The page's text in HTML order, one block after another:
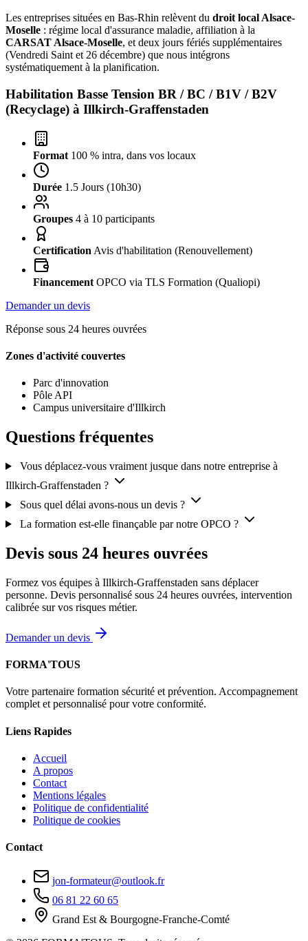
Les entreprises situées en Bas-Rhin relèvent du droit local Alsace-
Moselle : régime local d'assurance maladie, affiliation à la
CARSAT Alsace-Moselle, et deux jours fériés supplémentaires
(Vendredi Saint et 26 décembre) que nous intégrons
systématiquement à la planification.
Habilitation Basse Tension BR / BC / B1V / B2V
(Recyclage) à Illkirch-Graffenstaden
Format 100 % intra, dans vos locaux
Durée 1.5 Jours (10h30)
Groupes 4 à 10 participants
Certification Avis d'habilitation (Renouvellement)
Financement OPCO via TLS Formation (Qualiopi)
Demander un devis
Réponse sous 24 heures ouvrées
Zones d'activité couvertes
Parc d'innovation
Pôle API
Campus universitaire d'Illkirch
Questions fréquentes
Vous déplacez-vous vraiment jusque dans notre entreprise à
Illkirch-Graffenstaden ?
Sous quel délai avons-nous un devis ?
La formation est-elle finançable par notre OPCO ?
Devis sous 24 heures ouvrées
Formez vos équipes à Illkirch-Graffenstaden sans déplacer
personne. Devis personnalisé sous 24 heures ouvrées, intervention
calibrée sur vos risques métier.
Demander un devis
FORMA'TOUS
Votre partenaire formation sécurité et prévention. Accompagnement
complet et personnalisé pour votre conformité.
Liens Rapides
Accueil
A propos
Contact
Mentions légales
Politique de confidentialité
Politique de cookies
Contact
jon-formateur@outlook.fr
06 81 22 60 65
Grand Est & Bourgogne-Franche-Comté